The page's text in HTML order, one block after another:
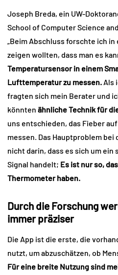
Joseph Breda, ein UW-
School of Computer Science
„Beim Abschluss forschte ich
zeigen wollten, dass man es
Temperatursensor in einem
Lufttemperatur zu messen. Als
fragten sich mein Berater und
könnten ähnliche Technik für
uns entschieden, das Fieber
messen. Das Hauptproblem
nicht darin, dass es sich um ein
Signal handelt; Es ist nur so,
Thermometer haben.
Durch die Forschung
immer präziser
Die App ist die erste, die
nutzt, um abzuschätzen, ob
Für eine breite Nutzung sind